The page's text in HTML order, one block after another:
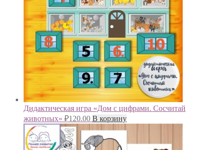
Дидактическая игра «Дом с цифрами. Сосчитай
животных» ₽120.00 В корзину